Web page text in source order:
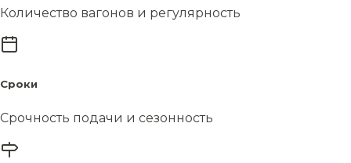
Количество вагонов и регулярность
Сроки
Срочность подачи и сезонность